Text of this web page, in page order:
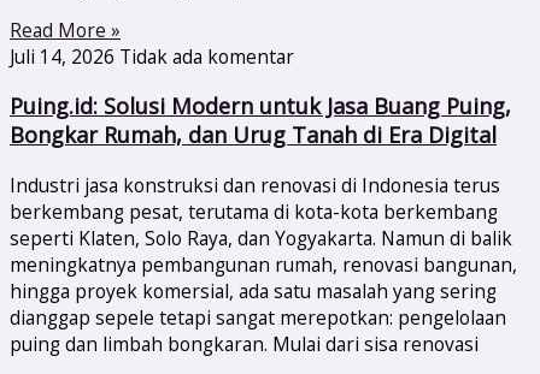
Read More »
Juli 14, 2026 Tidak ada komentar
Puing.id: Solusi Modern untuk Jasa Buang Puing,
Bongkar Rumah, dan Urug Tanah di Era Digital
Industri jasa konstruksi dan renovasi di Indonesia terus
berkembang pesat, terutama di kota-kota berkembang
seperti Klaten, Solo Raya, dan Yogyakarta. Namun di balik
meningkatnya pembangunan rumah, renovasi bangunan,
hingga proyek komersial, ada satu masalah yang sering
dianggap sepele tetapi sangat merepotkan: pengelolaan
puing dan limbah bongkaran. Mulai dari sisa renovasi